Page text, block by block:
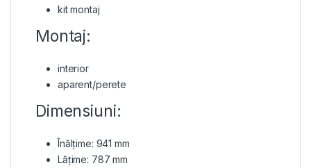
kit montaj
Montaj:
interior
aparent/perete
Dimensiuni:
Înălțime: 941 mm
Lățime: 787 mm